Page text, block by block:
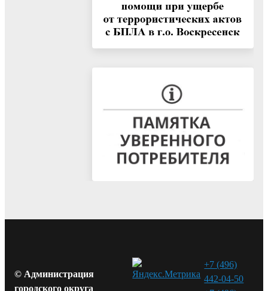
© Администрация
городского округа
+7 (496)
442-04-50